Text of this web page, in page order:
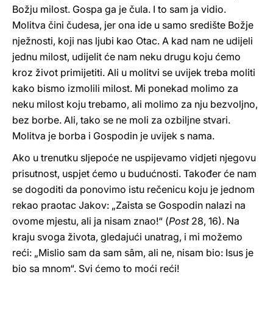
Božju milost. Gospa ga je čula. I to sam ja vidio.
Molitva čini čudesa, jer ona ide u samo središte Božje
nježnosti, koji nas ljubi kao Otac. A kad nam ne udijeli
jednu milost, udijelit će nam neku drugu koju ćemo
kroz život primijetiti. Ali u molitvi se uvijek treba moliti
kako bismo izmolili milost. Mi ponekad molimo za
neku milost koju trebamo, ali molimo za nju bezvoljno,
bez borbe. Ali, tako se ne moli za ozbiljne stvari.
Molitva je borba i Gospodin je uvijek s nama.
Ako u trenutku sljepoće ne uspijevamo vidjeti njegovu
prisutnost, uspjet ćemo u budućnosti. Također će nam
se dogoditi da ponovimo istu rečenicu koju je jednom
rekao praotac Jakov: „Zaista se Gospodin nalazi na
ovome mjestu, ali ja nisam znao!“ (Post28, 16). Na
kraju svoga života, gledajući unatrag, i mi možemo
reći: „Mislio sam da sam sâm, ali ne, nisam bio: Isus je
bio sa mnom“. Svi ćemo to moći reći!